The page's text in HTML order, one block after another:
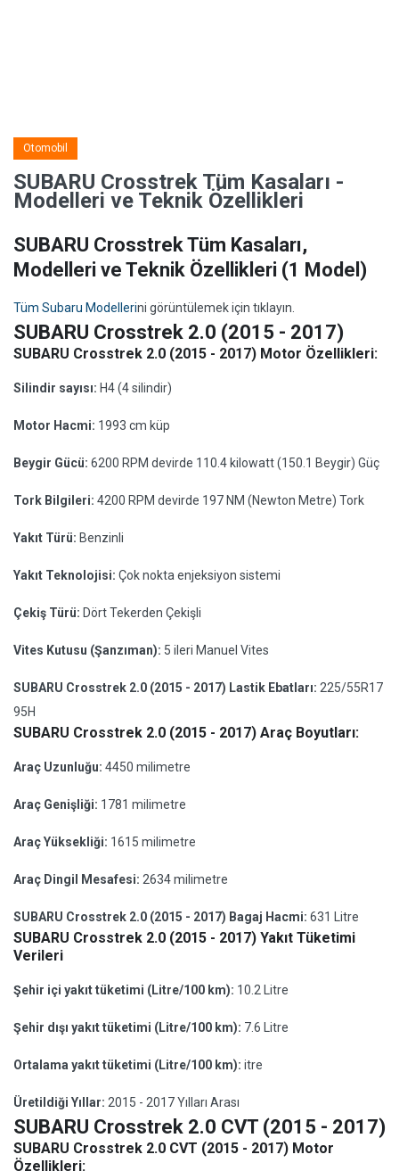
Otomobil
SUBARU Crosstrek Tüm Kasaları -
Modelleri ve Teknik Özellikleri
SUBARU Crosstrek Tüm Kasaları,
Modelleri ve Teknik Özellikleri (1 Model)
Tüm Subaru Modellerini görüntülemek için tıklayın.
SUBARU Crosstrek 2.0 (2015 - 2017)
SUBARU Crosstrek 2.0 (2015 - 2017) Motor Özellikleri:
Silindir sayısı: H4 (4 silindir)
Motor Hacmi: 1993 cm küp
Beygir Gücü: 6200 RPM devirde 110.4 kilowatt (150.1 Beygir) Güç
Tork Bilgileri: 4200 RPM devirde 197 NM (Newton Metre) Tork
Yakıt Türü: Benzinli
Yakıt Teknolojisi: Çok nokta enjeksiyon sistemi
Çekiş Türü: Dört Tekerden Çekişli
Vites Kutusu (Şanzıman): 5 ileri Manuel Vites
SUBARU Crosstrek 2.0 (2015 - 2017) Lastik Ebatları: 225/55R17
95H
SUBARU Crosstrek 2.0 (2015 - 2017) Araç Boyutları:
Araç Uzunluğu: 4450 milimetre
Araç Genişliği: 1781 milimetre
Araç Yüksekliği: 1615 milimetre
Araç Dingil Mesafesi: 2634 milimetre
SUBARU Crosstrek 2.0 (2015 - 2017) Bagaj Hacmi: 631 Litre
SUBARU Crosstrek 2.0 (2015 - 2017) Yakıt Tüketimi
Verileri
Şehir içi yakıt tüketimi (Litre/100 km): 10.2 Litre
Şehir dışı yakıt tüketimi (Litre/100 km): 7.6 Litre
Ortalama yakıt tüketimi (Litre/100 km): itre
Üretildiği Yıllar: 2015 - 2017 Yılları Arası
SUBARU Crosstrek 2.0 CVT (2015 - 2017)
SUBARU Crosstrek 2.0 CVT (2015 - 2017) Motor
Özellikleri: